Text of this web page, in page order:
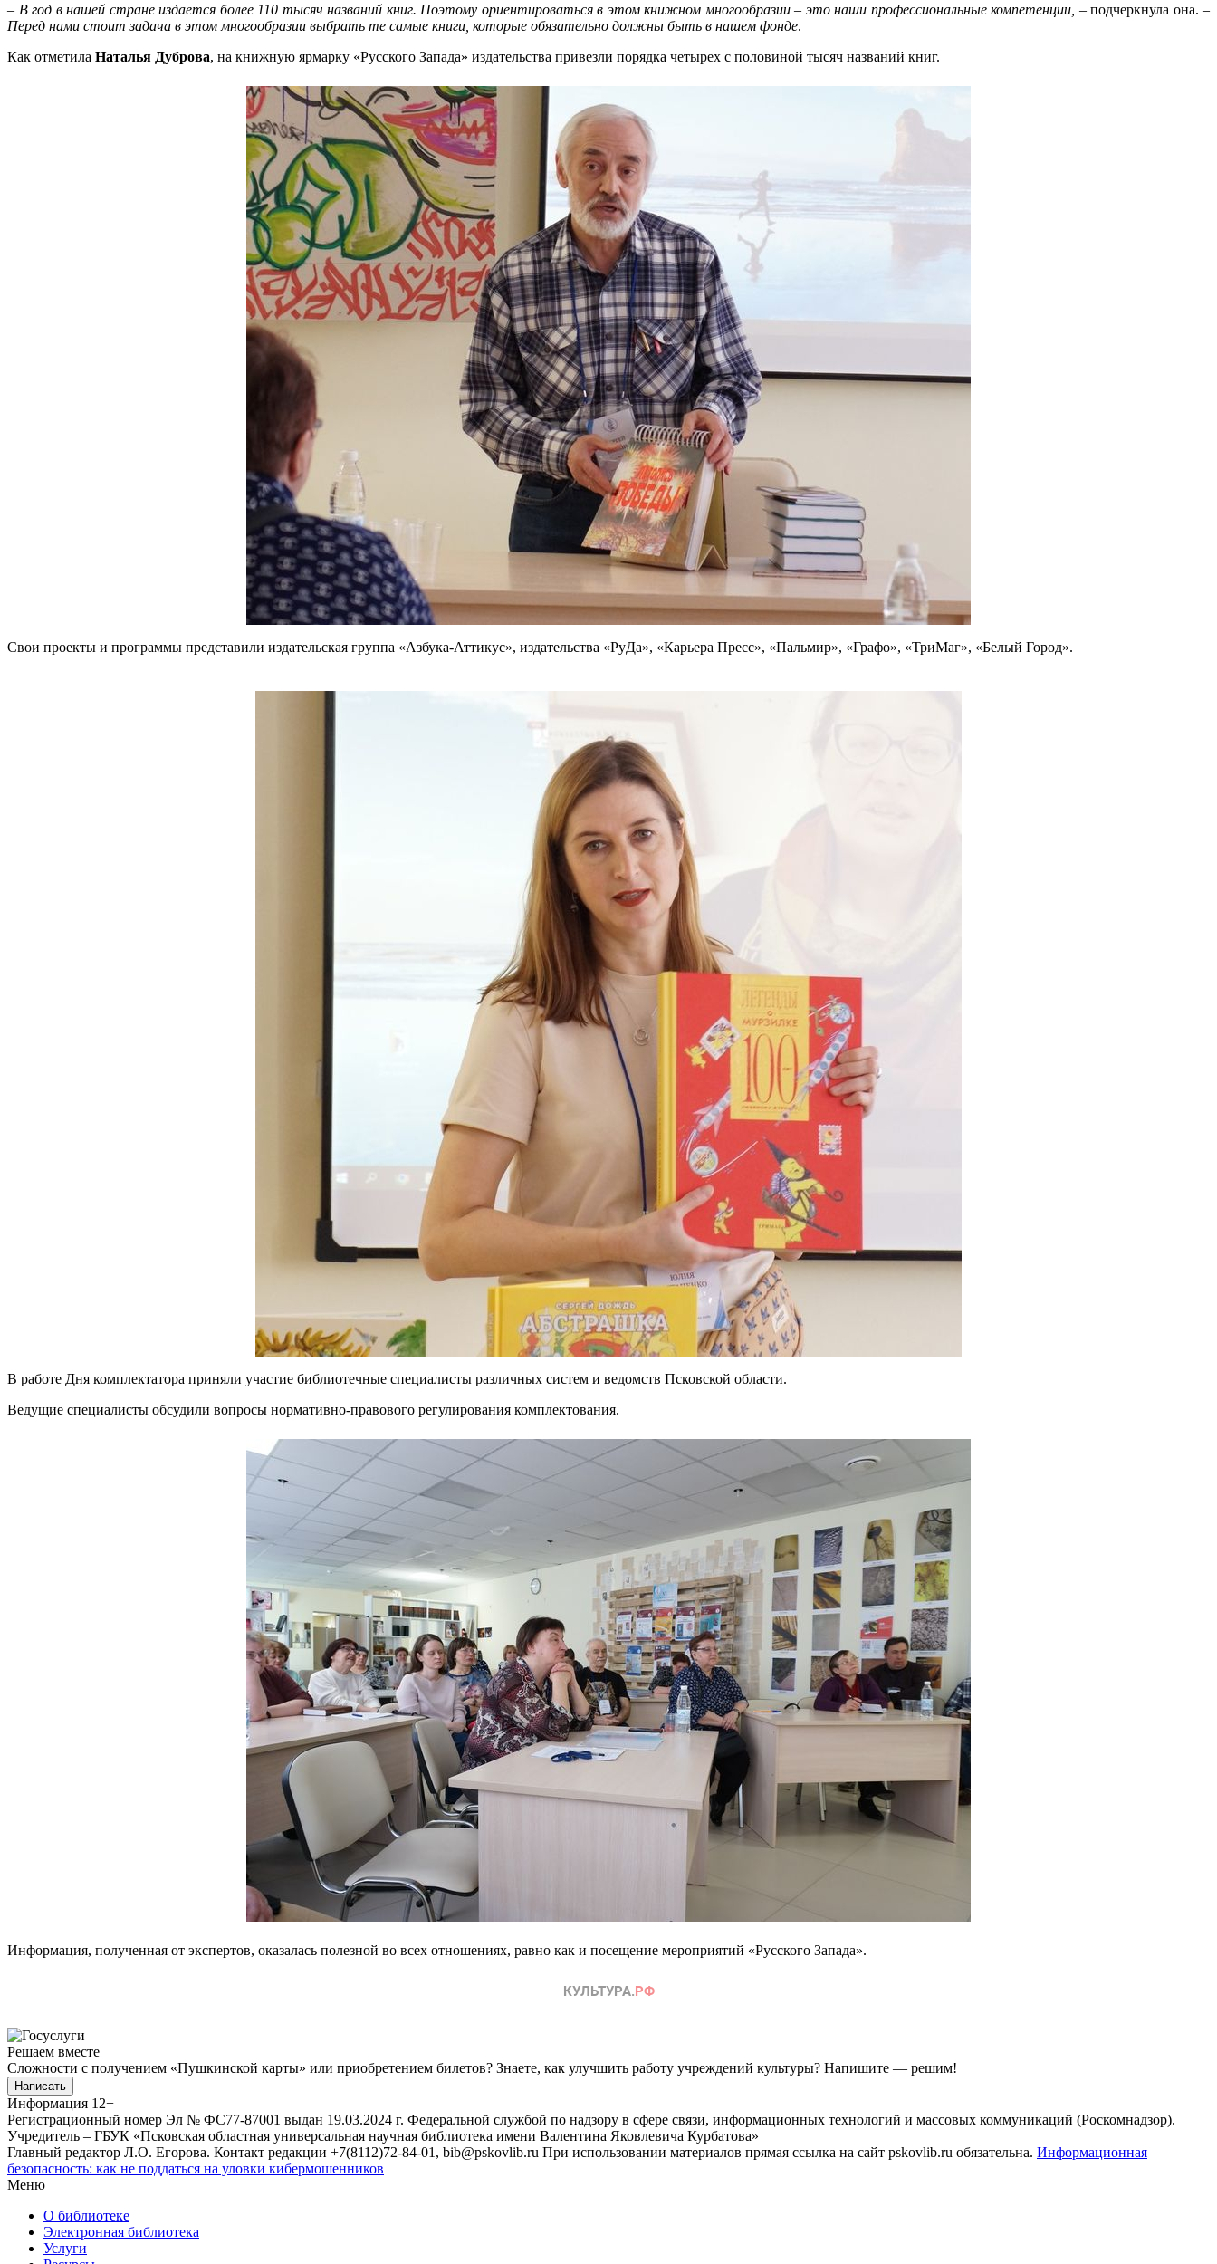
– В год в нашей стране издается более 110 тысяч названий книг. Поэтому ориентироваться в этом книжном многообразии – это наши профессиональные компетенции, – подчеркнула она. –
Перед нами стоит задача в этом многообразии выбрать те самые книги, которые обязательно должны быть в нашем фонде.
Как отметила Наталья Дуброва, на книжную ярмарку «Русского Запада» издательства привезли порядка четырех с половиной тысяч названий книг.
Свои проекты и программы представили издательская группа «Азбука-Аттикус», издательства «РуДа», «Карьера Пресс», «Пальмир», «Графо», «ТриМаг», «Белый Город».
В работе Дня комплектатора приняли участие библиотечные специалисты различных систем и ведомств Псковской области.
Ведущие специалисты обсудили вопросы нормативно-правового регулирования комплектования.
Информация, полученная от экспертов, оказалась полезной во всех отношениях, равно как и посещение мероприятий «Русского Запада».
Решаем вместе
Сложности с получением «Пушкинской карты» или приобретением билетов? Знаете, как улучшить работу учреждений культуры? Напишите — решим!
Написать
Информация 12+
Регистрационный номер Эл № ФС77-87001 выдан 19.03.2024 г. Федеральной службой по надзору в сфере связи, информационных технологий и массовых коммуникаций (Роскомнадзор).
Учредитель – ГБУК «Псковская областная универсальная научная библиотека имени Валентина Яковлевича Курбатова»
Главный редактор Л.О. Егорова. Контакт редакции +7(8112)72-84-01, bib@pskovlib.ru При использовании материалов прямая ссылка на сайт pskovlib.ru обязательна. Информационная
безопасность: как не поддаться на уловки кибермошенников
Меню
О библиотеке
Электронная библиотека
Услуги